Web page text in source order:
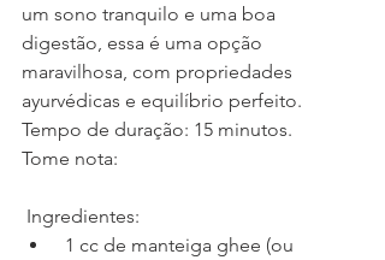
um sono tranquilo e uma boa
digestão, essa é uma opção
maravilhosa, com propriedades
ayurvédicas e equilíbrio perfeito.
Tempo de duração: 15 minutos.
Tome nota:
Ingredientes: